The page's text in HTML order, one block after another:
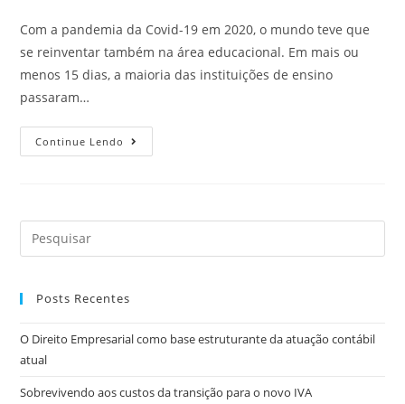
Com a pandemia da Covid-19 em 2020, o mundo teve que
se reinventar também na área educacional. Em mais ou
menos 15 dias, a maioria das instituições de ensino
passaram…
Continue Lendo
Posts Recentes
O Direito Empresarial como base estruturante da atuação contábil
atual
Sobrevivendo aos custos da transição para o novo IVA